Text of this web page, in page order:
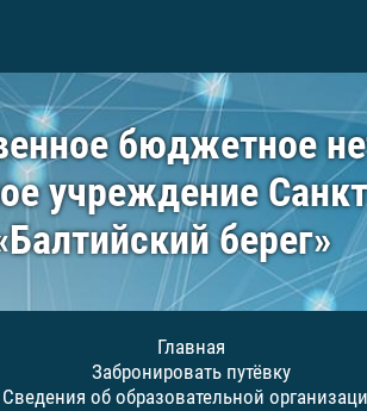
бюджетное
учреждение
берег»
Главная
Забронировать путёвку
Сведения об образовательной